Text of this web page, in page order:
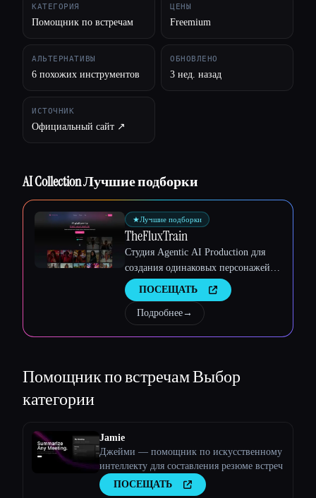
КАТЕГОРИЯ
Помощник по встречам
ЦЕНЫ
Freemium
АЛЬТЕРНАТИВЫ
6 похожих инструментов
ОБНОВЛЕНО
3 нед. назад
ИСТОЧНИК
Официальный сайт ↗︎
AI Collection Лучшие подборки
★Лучшие подборки
TheFluxTrain
Студия Agentic AI Production для
создания одинаковых персонажей,
рабочих процессов и видео
ПОСЕЩАТЬ
Подробнее→
Помощник по встречамВыбор
категории
Jamie
Джейми — помощник по искусственному
интеллекту для составления резюме встреч
ПОСЕЩАТЬ